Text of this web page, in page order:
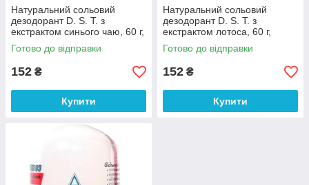
Натуральний сольовий
дезодорант D. S. T. з
екстрактом синього чаю, 60 г,
Таїланд
Готово до відправки
152 ₴
Купити
Натуральний сольовий
дезодорант D. S. T. з
екстрактом лотоса, 60 г,
Таїланд
Готово до відправки
152 ₴
Купити